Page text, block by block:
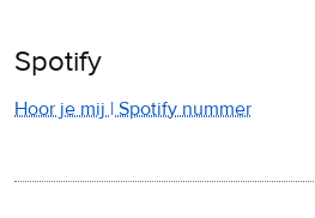
Spotify
Hoor je mij | Spotify nummer